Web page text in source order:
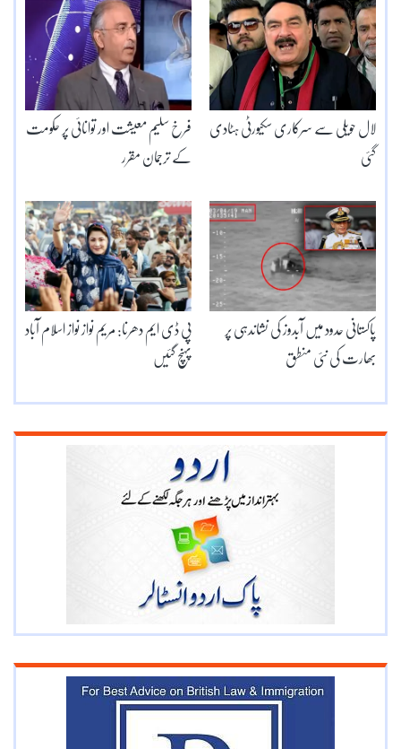
فرخ سلیم معیشت اور توانائی پر حکومت
کے ترجمان مقرر
لال حویلی سے سرکاری سکیورٹی ہٹادی
گئی
پی ڈی ایم دھرنا: مریم نواز نواز اسلام آباد
پہنچ گئیں
پاکستانی حدود میں آبدوز کی نشاندہی پر
بھارت کی نئی منطق